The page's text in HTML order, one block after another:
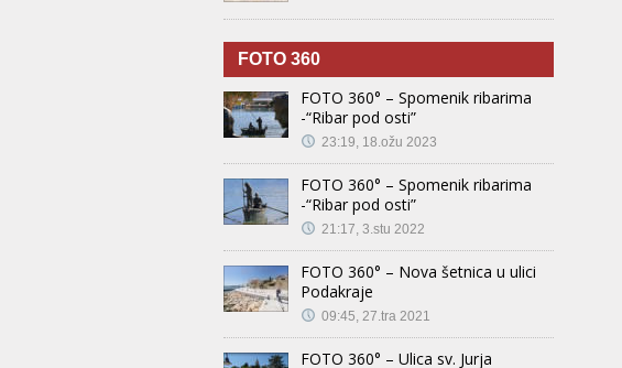
FOTO 360
FOTO 360° – Spomenik ribarima
-“Ribar pod osti”
23:19, 18.ožu 2023
FOTO 360° – Spomenik ribarima
-“Ribar pod osti”
21:17, 3.stu 2022
FOTO 360° – Nova šetnica u ulici
Podakraje
09:45, 27.tra 2021
FOTO 360° – Ulica sv. Jurja